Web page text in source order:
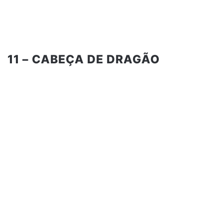
11 – CABEÇA DE DRAGÃO